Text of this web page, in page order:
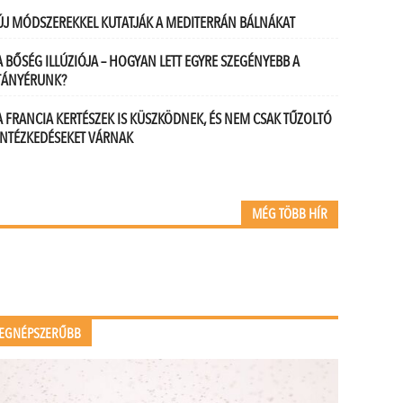
MÓDSZEREKKEL KUTATJÁK A MEDITERRÁN BÁLNÁKAT
BŐSÉG ILLÚZIÓJA – HOGYAN LETT EGYRE SZEGÉNYEBB A
FRANCIA KERTÉSZEK IS KÜSZKÖDNEK, ÉS NEM CSAK TŰZOLTÓ
VÁRNAK
MÉG TÖBB HÍR